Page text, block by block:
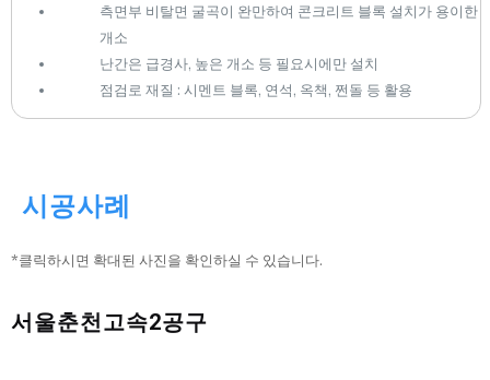
측면부 비탈면 굴곡이 완만하여 콘크리트 블록 설치가 용이한
개소
난간은 급경사, 높은 개소 등 필요시에만 설치
점검로 재질 : 시멘트 블록, 연석, 옥책, 쩐돌 등 활용
시공사례
*클릭하시면 확대된 사진을 확인하실 수 있습니다.
서울춘천고속2공구